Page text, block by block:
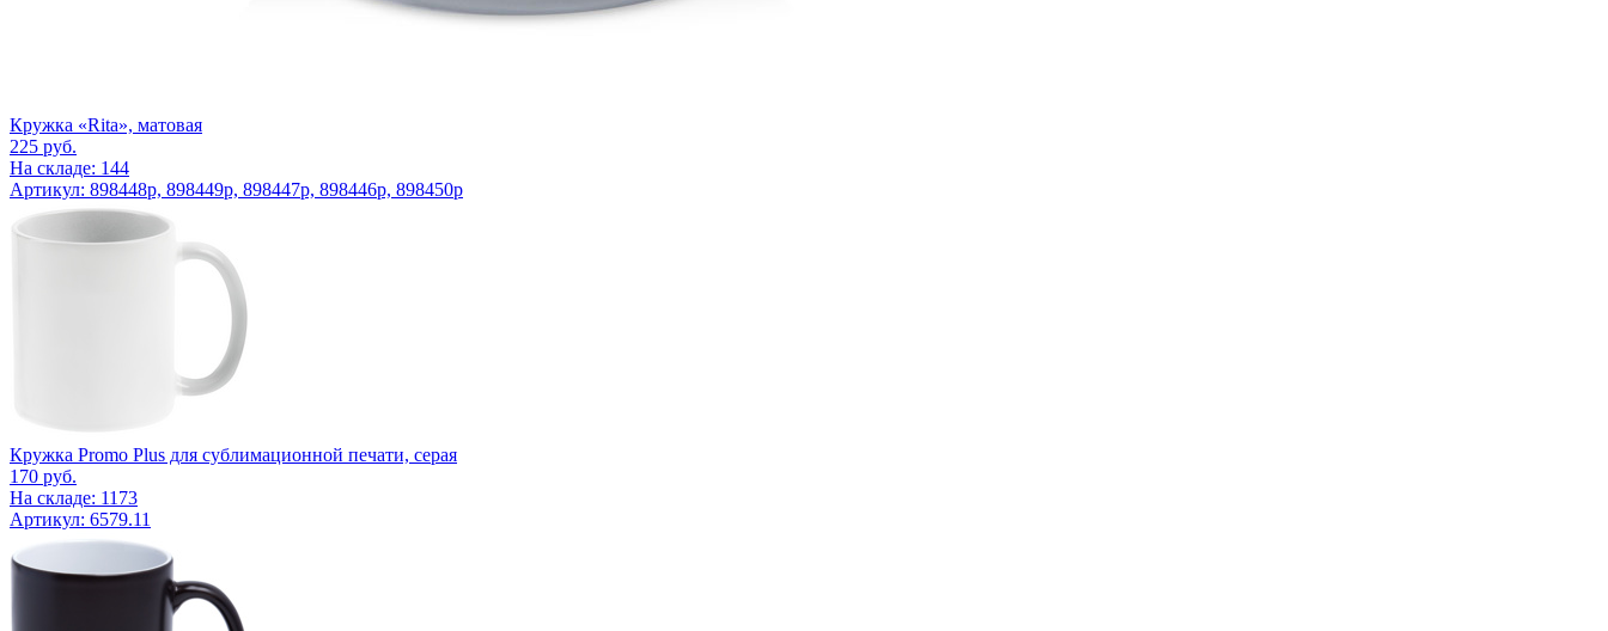
Кружка «Rita», матовая
225 руб.
На складе: 144
Артикул: 898448p, 898449p, 898447p, 898446p, 898450p
Кружка Promo Plus для сублимационной печати, серая
170 руб.
На складе: 1173
Артикул: 6579.11